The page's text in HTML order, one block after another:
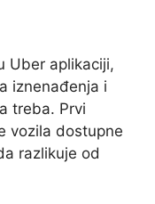
Uber aplikaciji,
iznenađenja i
treba. Prvi
vozila dostupne
razlikuje od